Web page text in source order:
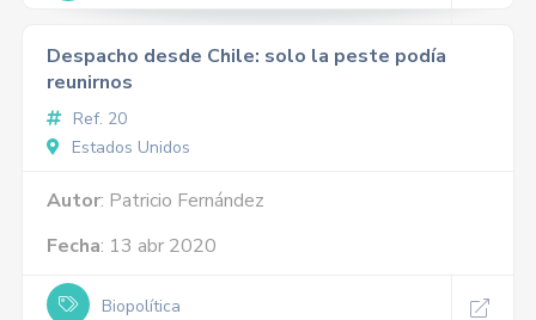
Despacho desde Chile: solo la peste podía
reunirnos
Ref. 20
Estados Unidos
Autor: Patricio Fernández
Fecha: 13 abr 2020
Biopolítica